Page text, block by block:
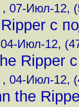
, 07-Июл-12,
с
Июл-12,
Ripper
, 04-Июл-12,
the